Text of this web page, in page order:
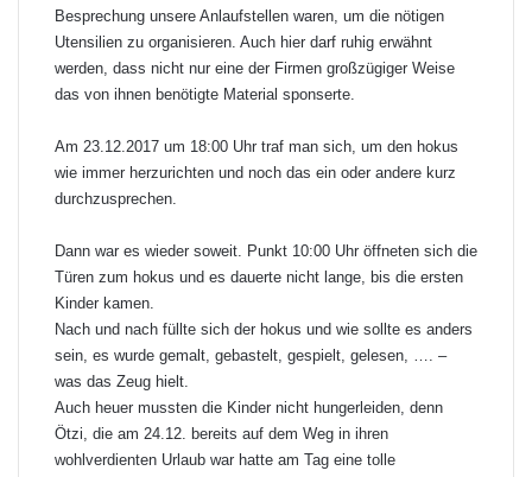
Besprechung unsere Anlaufstellen waren, um die nötigen
Utensilien zu organisieren. Auch hier darf ruhig erwähnt
werden, dass nicht nur eine der Firmen großzügiger Weise
das von ihnen benötigte Material sponserte.
Am 23.12.2017 um 18:00 Uhr traf man sich, um den hokus
wie immer herzurichten und noch das ein oder andere kurz
durchzusprechen.
Dann war es wieder soweit. Punkt 10:00 Uhr öffneten sich die
Türen zum hokus und es dauerte nicht lange, bis die ersten
Kinder kamen.
Nach und nach füllte sich der hokus und wie sollte es anders
sein, es wurde gemalt, gebastelt, gespielt, gelesen, …. –
was das Zeug hielt.
Auch heuer mussten die Kinder nicht hungerleiden, denn
Ötzi, die am 24.12. bereits auf dem Weg in ihren
wohlverdienten Urlaub war hatte am Tag eine tolle